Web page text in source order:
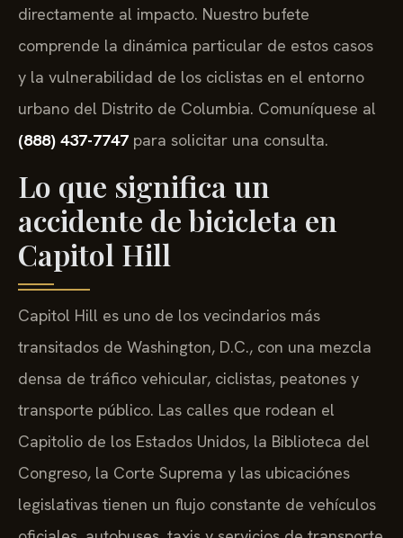
directamente al impacto. Nuestro bufete
comprende la dinámica particular de estos casos
y la vulnerabilidad de los ciclistas en el entorno
urbano del Distrito de Columbia. Comuníquese al
(888) 437-7747 para solicitar una consulta.
Lo que significa un
accidente de bicicleta en
Capitol Hill
Capitol Hill es uno de los vecindarios más
transitados de Washington, D.C., con una mezcla
densa de tráfico vehicular, ciclistas, peatones y
transporte público. Las calles que rodean el
Capitolio de los Estados Unidos, la Biblioteca del
Congreso, la Corte Suprema y las ubicaciónes
legislativas tienen un flujo constante de vehículos